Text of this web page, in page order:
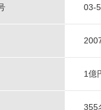
03-
1億
355